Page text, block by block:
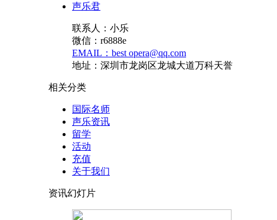
声乐君
联系人：小乐
微信：r6888e
EMAIL：best opera@qq.com
地址：深圳市龙岗区龙城大道万科天誉
相关分类
国际名师
声乐资讯
留学
活动
充值
关于我们
资讯幻灯片